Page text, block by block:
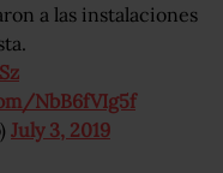
a las instalaciones
NbB6fVIg5f
July 3, 2019